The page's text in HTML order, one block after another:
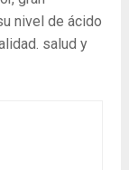
nivel de ácido
salud y